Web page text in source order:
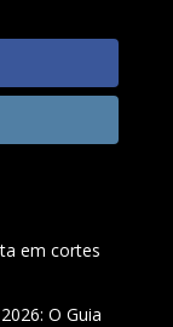
em cortes
O Guia